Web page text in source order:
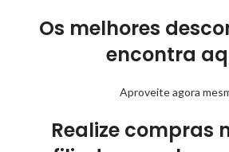
Os melhores
encontra
Aproveite agora
Realize compras